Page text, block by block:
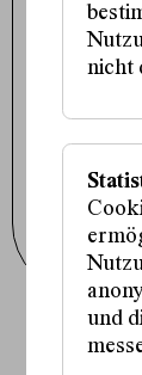
+43 1
Tiktok
nicht
und